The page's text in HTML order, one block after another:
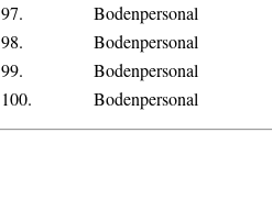
97.
Bodenpersonal
98.
Bodenpersonal
99.
Bodenpersonal
100.
Bodenpersonal